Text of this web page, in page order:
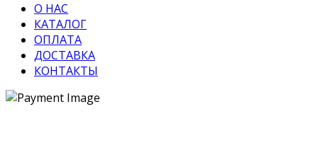
О НАС
КАТАЛОГ
ОПЛАТА
ДОСТАВКА
КОНТАКТЫ